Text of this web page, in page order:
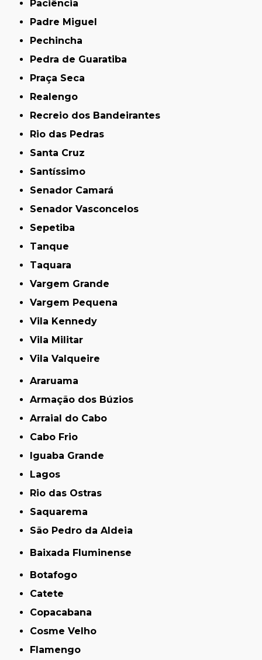
Paciência
Padre Miguel
Pechincha
Pedra de Guaratiba
Praça Seca
Realengo
Recreio dos Bandeirantes
Rio das Pedras
Santa Cruz
Santíssimo
Senador Camará
Senador Vasconcelos
Sepetiba
Tanque
Taquara
Vargem Grande
Vargem Pequena
Vila Kennedy
Vila Militar
Vila Valqueire
Araruama
Armação dos Búzios
Arraial do Cabo
Cabo Frio
Iguaba Grande
Lagos
Rio das Ostras
Saquarema
São Pedro da Aldeia
Baixada Fluminense
Botafogo
Catete
Copacabana
Cosme Velho
Flamengo